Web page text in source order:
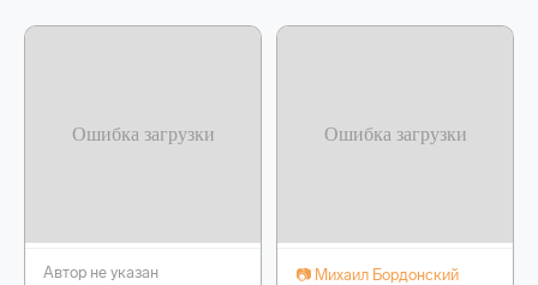
Автор не указан 📷 Михаил Бордонский